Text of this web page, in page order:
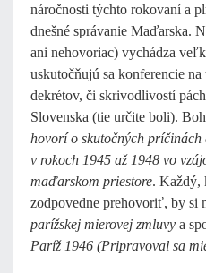
náročnosti týchto rokovaní a
dnešné správanie Maďarska.
ani nehovoriac) vychádza
uskutočňujú sa konferencie
dekrétov, či skrivodlivostí
Slovenska (tie určite boli).
hovorí o skutočných
v rokoch 1945 až 1948 vo
maďarskom priestore. Každý,
zodpovedne prehovoriť, by si
parížskej mierovej zmluvy a
Paríž 1946 (Pripravoval sa